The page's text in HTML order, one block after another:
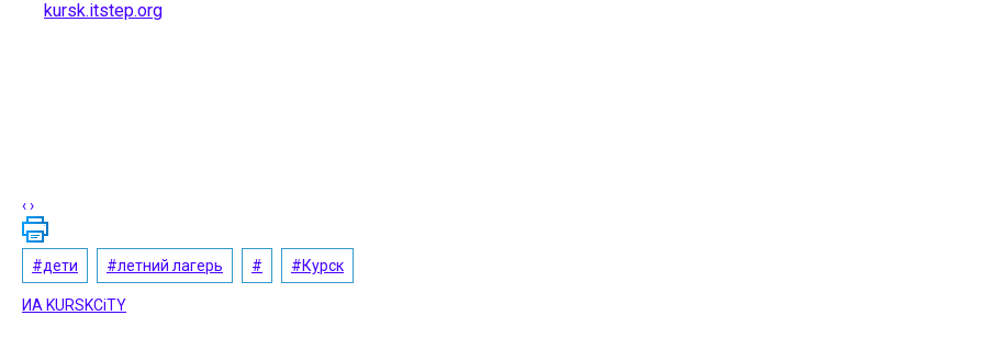
kursk.itstep.org
‹›
#дети #летний лагерь # #Курск
ИА KURSKCiTY